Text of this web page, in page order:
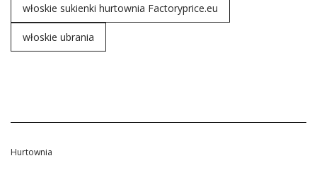
włoskie sukienki hurtownia Factoryprice.eu
włoskie ubrania
Hurtownia